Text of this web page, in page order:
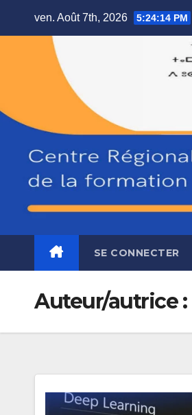
ven. Août 7th, 2026 5:24:15 PM
SE CONNECTER
Auteur/autrice :